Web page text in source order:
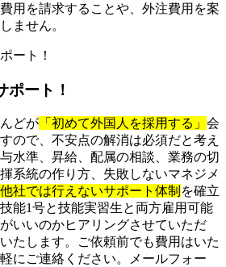
用を請求することや、外注費用を案
ません。
ポート！
どが 「初めて外国人を採用する」 会
ので、不安点の解消は必須だと考え
水準、昇給、配属の相談、業務の切
系統の作り方、失敗しないマネジメ
他社では行えないサポート体制 を確立
能1号と技能実習生と両方雇用可能
いいのかヒアリングさせていただ
たします。ご依頼前でも費用はいた
にご連絡ください。メールフォー